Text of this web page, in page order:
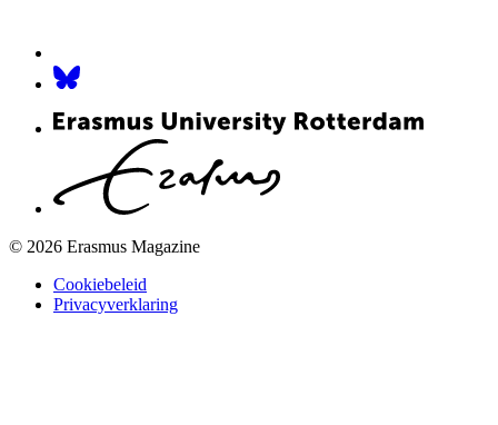
© 2026 Erasmus Magazine
Cookiebeleid
Privacyverklaring